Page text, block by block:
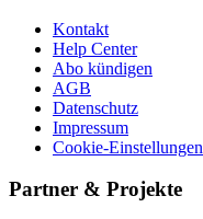
Kontakt
Help Center
Abo kündigen
AGB
Datenschutz
Impressum
Cookie-Einstellungen
Partner & Projekte